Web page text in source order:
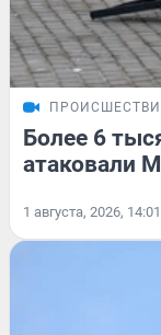
Более 6
атаковали
1 августа, 2026, 14:01